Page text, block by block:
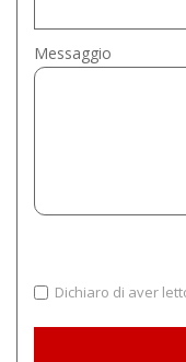
Messaggio
Dichiaro di aver